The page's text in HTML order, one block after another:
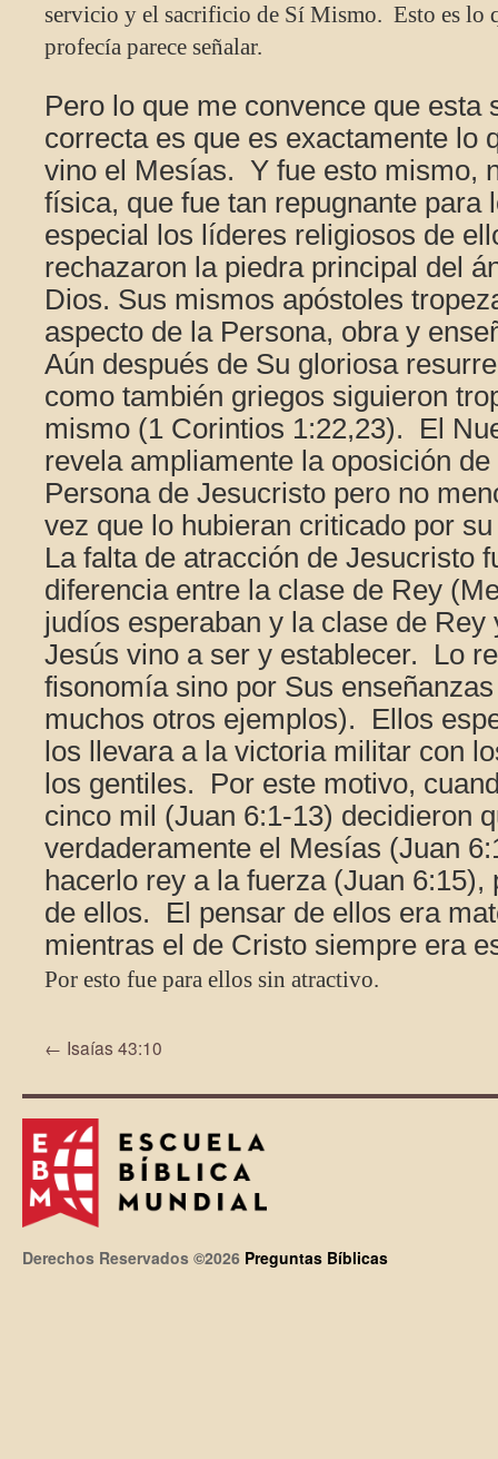
servicio y el sacrificio de Sí Mismo. Esto es lo
profecía parece señalar.
Pero lo que me convence que esta
correcta es que es exactamente lo
vino el Mesías. Y fue esto mismo,
física, que fue tan repugnante para
especial los líderes religiosos de
rechazaron la piedra principal del
Dios. Sus mismos apóstoles
aspecto de la Persona, obra y
Aún después de Su gloriosa
como también griegos siguieron
mismo (1 Corintios 1:22,23). El
revela ampliamente la oposición
Persona de Jesucristo pero no
vez que lo hubieran criticado por
La falta de atracción de Jesucristo
diferencia entre la clase de Rey
judíos esperaban y la clase de Rey
Jesús vino a ser y establecer. Lo
fisonomía sino por Sus
muchos otros ejemplos). Ellos
los llevara a la victoria militar con
los gentiles. Por este motivo,
cinco mil (Juan 6:1-13) decidieron
verdaderamente el Mesías (Juan
hacerlo rey a la fuerza (Juan 6:15),
de ellos. El pensar de ellos era
mientras el de Cristo siempre era
Por esto fue para ellos sin atractivo.
← Isaías 43:10
Derechos Reservados ©2026 Preguntas Bíblicas